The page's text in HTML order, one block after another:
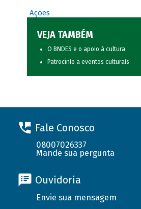
Ações
VEJA TAMBÉM
O BNDES e o apoio à cultura
Patrocínio a eventos culturais
Fale Conosco
08007026337
Mande sua pergunta
Ouvidoria
Envie sua mensagem